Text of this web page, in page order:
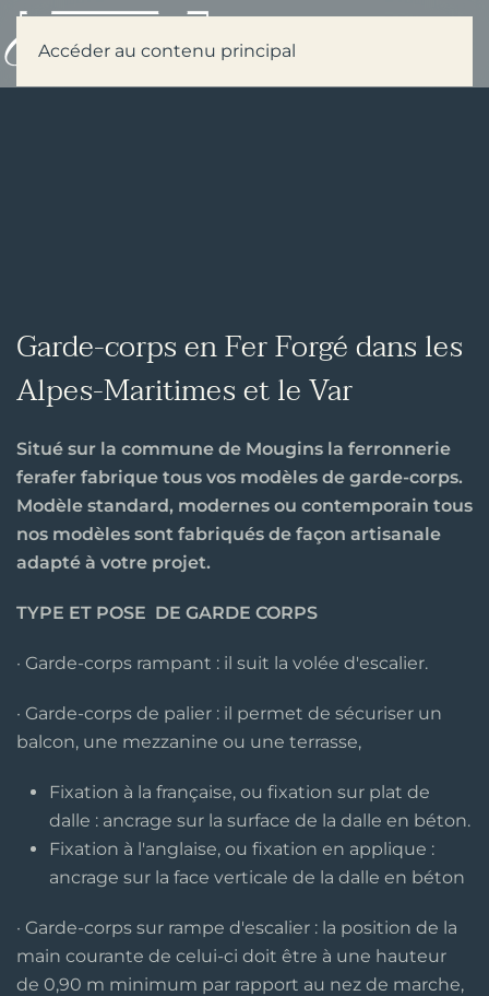
Accéder au contenu principal
Garde-corps en Fer Forgé dans les
Alpes-Maritimes et le Var
Situé sur la commune de Mougins la ferronnerie
ferafer fabrique tous vos modèles de garde-corps.
Modèle standard, modernes ou contemporain tous
nos modèles sont fabriqués de façon artisanale
adapté à votre projet.
TYPE ET POSE DE GARDE CORPS
· Garde-corps rampant : il suit la volée d'escalier.
· Garde-corps de palier : il permet de sécuriser un
balcon, une mezzanine ou une terrasse,
Fixation à la française, ou fixation sur plat de
dalle : ancrage sur la surface de la dalle en béton.
Fixation à l'anglaise, ou fixation en applique :
ancrage sur la face verticale de la dalle en béton
· Garde-corps sur rampe d'escalier : la position de la
main courante de celui-ci doit être à une hauteur
de 0,90 m minimum par rapport au nez de marche,